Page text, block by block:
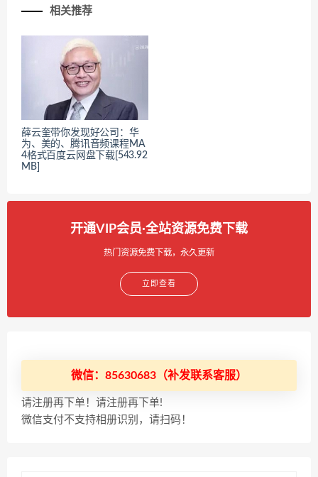
相关推荐
薛云奎带你发现好公司：华
为、美的、腾讯音频课程MA
4格式百度云网盘下载[543.92
MB]
开通VIP会员·全站资源免费下载
热门资源免费下载，永久更新
立即查看
微信：85630683（补发联系客服）
请注册再下单！请注册再下单!
微信支付不支持相册识别，请扫码！